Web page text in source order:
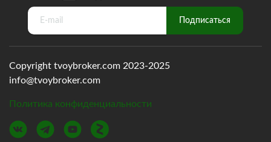
Copyright tvoybroker.com 2023-2025
info@tvoybroker.com
Политика конфиденциальности